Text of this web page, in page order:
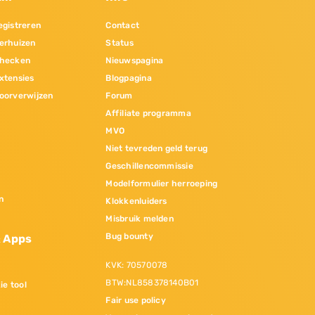
Apps
tool
Contact
Status
Nieuwspagina
Blogpagina
Forum
Affiliate programma
MVO
Niet tevreden geld terug
Geschillencommissie
Modelformulier herroeping
Klokkenluiders
Misbruik melden
Bug bounty
KVK: 70570078
BTW:NL858378140B01
Fair use policy